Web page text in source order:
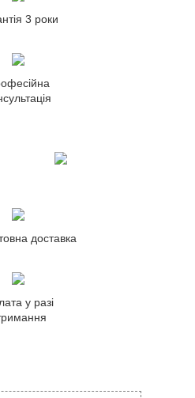
3 роки
доставка
у разі